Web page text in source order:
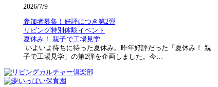
2026/7/9
参加者募集！好評につき第2弾
リビング特別体験イベント
夏休み！ 親子で工場見学
いよいよ待ちに待った夏休み。昨年好評だった「夏休み！ 親
子で工場見学」の第2弾を企画しました。今…